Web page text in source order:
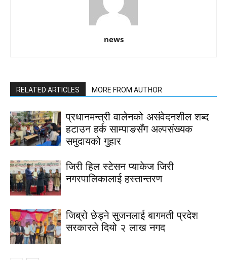
news
RELATED ARTICLES MORE FROM AUTHOR
प्रधानमन्त्री वालेनको असंवेदनशील शब्द
हटाउन हर्क साम्पाङसँग अल्पसंख्यक
समुदायको गुहार
जिरी हिल स्टेसन प्याकेज जिरी
नगरपालिकालाई हस्तान्तरण
जिब्रो छेड्ने सुजनलाई बागमती प्रदेश
सरकारले दियो २ लाख नगद